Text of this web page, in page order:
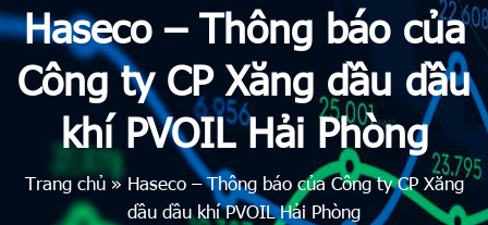
Haseco – Thông báo của
Công ty CP Xăng dầu dầu
khí PVOIL Hải Phòng
Trang chủ»Haseco – Thông báo của Công ty CP Xăng
dầu dầu khí PVOIL Hải Phòng